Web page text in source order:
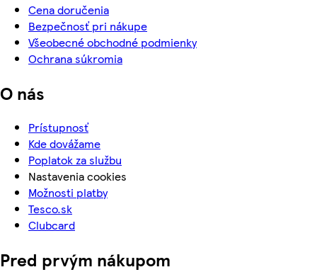
Cena doručenia
Bezpečnosť pri nákupe
Všeobecné obchodné podmienky
Ochrana súkromia
O nás
Prístupnosť
Kde dovážame
Poplatok za službu
Nastavenia cookies
Možnosti platby
Tesco.sk
Clubcard
Pred prvým nákupom